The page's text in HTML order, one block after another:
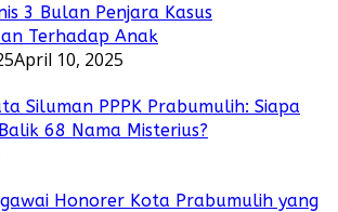
3 Bulan Penjara Kasus
Terhadap Anak
April 10, 2025
Siluman PPPK Prabumulih: Siapa
68 Nama Misterius?
Honorer Kota Prabumulih yang